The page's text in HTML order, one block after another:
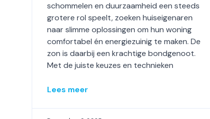
schommelen en duurzaamheid een steeds
grotere rol speelt, zoeken huiseigenaren
naar slimme oplossingen om hun woning
comfortabel én energiezuinig te maken. De
zon is daarbij een krachtige bondgenoot.
Met de juiste keuzes en technieken
Lees meer